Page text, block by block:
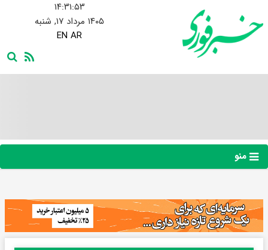
۱۴:۳۱:۵۴
۱۴۰۵ مرداد ۱۷, شنبه
EN AR
منو